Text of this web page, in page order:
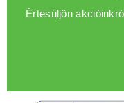
Értesüljön